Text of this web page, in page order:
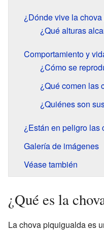
¿Dónde vive la
¿Qué alturas
Comportamiento y
¿Cómo se
¿Qué comen las
¿Quiénes son
¿Están en peligro las
Galería de imágenes
Véase también
¿Qué es la
La chova piquigualda es